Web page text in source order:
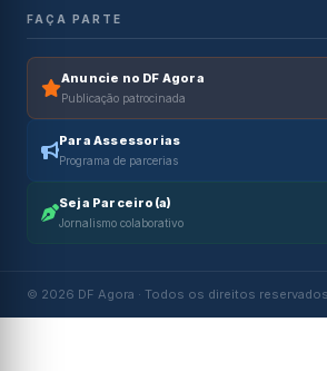
FAÇA PARTE
Anuncie no DF Agora
Publicação patrocinada
Para Assessorias
Programa de parcerias
Seja Parceiro(a)
Jornalismo colaborativo
© 2026 DF Agora · Todos os direitos reservados